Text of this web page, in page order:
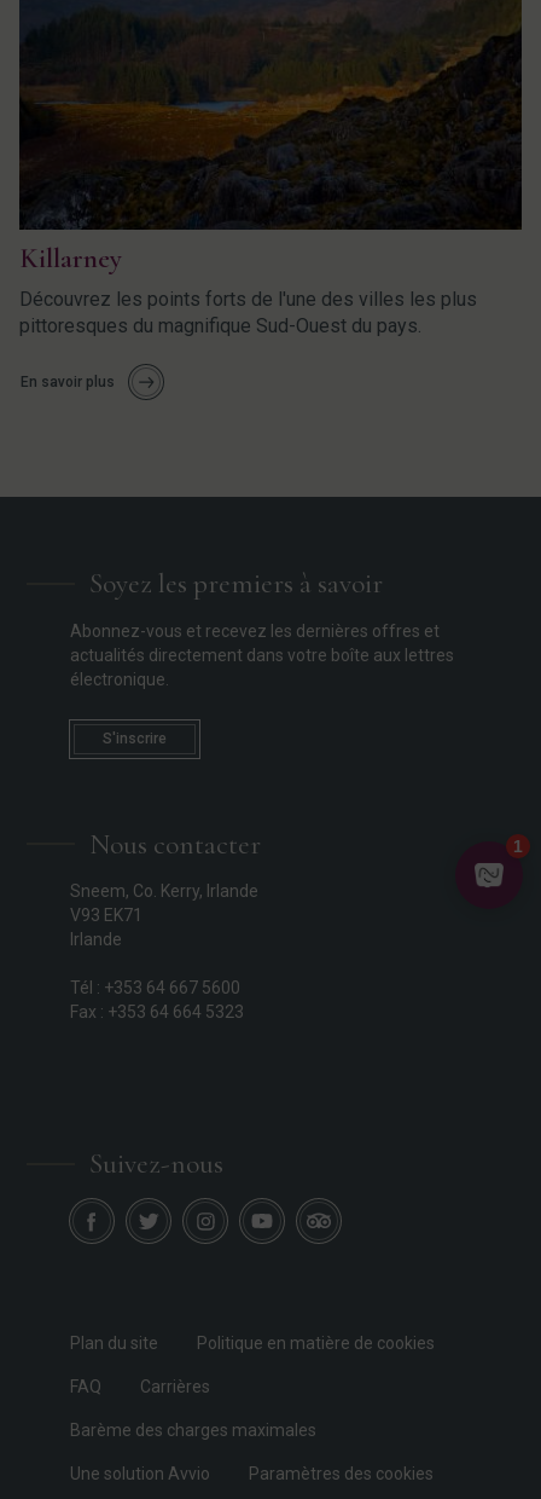
Killarney
Découvrez les points forts de l'une des villes les plus
pittoresques du magnifique Sud-Ouest du pays.
En savoir plus
Soyez les premiers à savoir
Abonnez-vous et recevez les dernières offres et
actualités directement dans votre boîte aux lettres
électronique.
S'inscrire
Suivez-nous
Nous contacter
Sneem, Co. Kerry, Irlande
V93 EK71
Irlande
Tél : +353 64 667 5600
Fax : +353 64 664 5323
Plan du site Politique en matière de cookies
FAQ Carrières
Barème des charges maximales
Une solution Avvio Paramètres des cookies